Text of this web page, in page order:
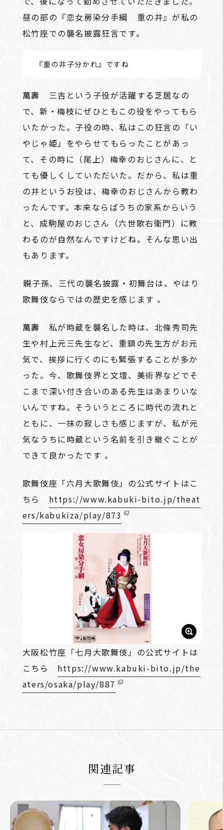
昼の部の『恋女房染分手綱 重の井』が私の
松竹座での襲名披露狂言です。
――『重の井子分かれ』ですね
萬壽 三吉という子役が活躍する芝居なの
で、新・梅枝にぜひともこの役をやってもら
いたかった。子役の時、私はこの狂言の「い
やじゃ姫」をやらせてもらったことがあっ
て、その時に（尾上）梅幸のおじさんに、と
ても優しくしていただいた。だから、私は重
の井というお役は、梅幸のおじさんから教わ
ったんです。本来ならばうちの家系からいう
と、成駒屋のおじさん（六世歌右衛門）に教
わるのが自然なんですけどね。そんな思い出
もあります。
――親子孫、三代の襲名披露・初舞台は、やはり
歌舞伎ならではの歴史を感じます 。
萬壽 私が時蔵を襲名した時は、北條秀司先
生や村上元三先生など、重鎮の先生方がお元
気で、挨拶に行くのにも緊張することが多か
った。今、歌舞伎界と文壇、美術界などでそ
こまで深い付き合いのある先生はあまりいな
いんですね。そういうところに時代の流れと
ともに、一抹の寂しさも感じますが、私が元
気なうちに時蔵という名前を引き継ぐことが
できて良かったです 。
歌舞伎座「六月大歌舞伎」の公式サイトはこ
ちら https://www.kabuki-bito.jp/theat
ers/kabukiza/play/873
大阪松竹座「七月大歌舞伎」の公式サイトは
こちら https://www.kabuki-bito.jp/the
aters/osaka/play/887
関連記事